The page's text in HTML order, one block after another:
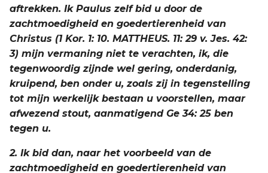
aftrekken. Ik Paulus zelf bid u door de
zachtmoedigheid en goedertierenheid van
Christus (1 Kor. 1: 10. MATTHEUS. 11: 29 v. Jes. 42:
3) mijn vermaning niet te verachten, ik, die
tegenwoordig zijnde wel gering, onderdanig,
kruipend, ben onder u, zoals zij in tegenstelling
tot mijn werkelijk bestaan u voorstellen, maar
afwezend stout, aanmatigend Ge 34: 25 ben
tegen u.
2. Ik bid dan, naar het voorbeeld van de
zachtmoedigheid en goedertierenheid van